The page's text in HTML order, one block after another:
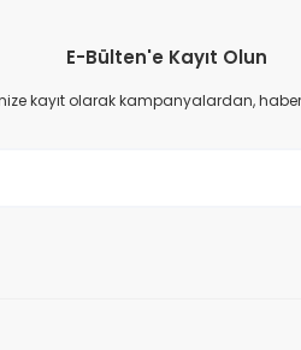
veya görüntülenemiyor.
bilgiler bulunuyor.
E-Bülten'e Kayıt Olun
kayıt olarak kampanyalardan,